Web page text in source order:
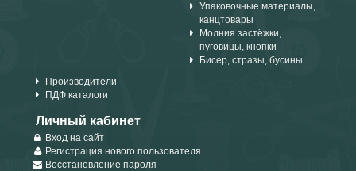
Упаковочные материалы,
канцтовары
Молния застёжки,
пуговицы, кнопки
Бисер, стразы, бусины
Производители
ПДФ каталоги
Личный кабинет
Вход на сайт
Регистрация нового пользователя
Восстановление пароля